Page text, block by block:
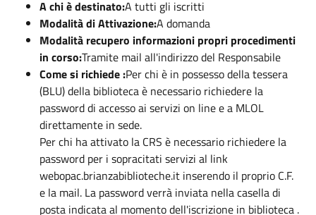
A chi è destinato:A tutti gli iscritti
Modalità di Attivazione:A domanda
Modalità recupero informazioni propri procedimenti
in corso:Tramite mail all'indirizzo del Responsabile
Come si richiede :Per chi è in possesso della tessera
(BLU) della biblioteca è necessario richiedere la
password di accesso ai servizi on line e a MLOL
direttamente in sede.
Per chi ha attivato la CRS è necessario richiedere la
password per i sopracitati servizi al link
webopac.brianzabiblioteche.it inserendo il proprio C.F.
e la mail. La password verrà inviata nella casella di
posta indicata al momento dell'iscrizione in biblioteca .